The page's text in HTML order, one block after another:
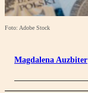
Foto: Adobe Stock
Magdalena Auzbiter